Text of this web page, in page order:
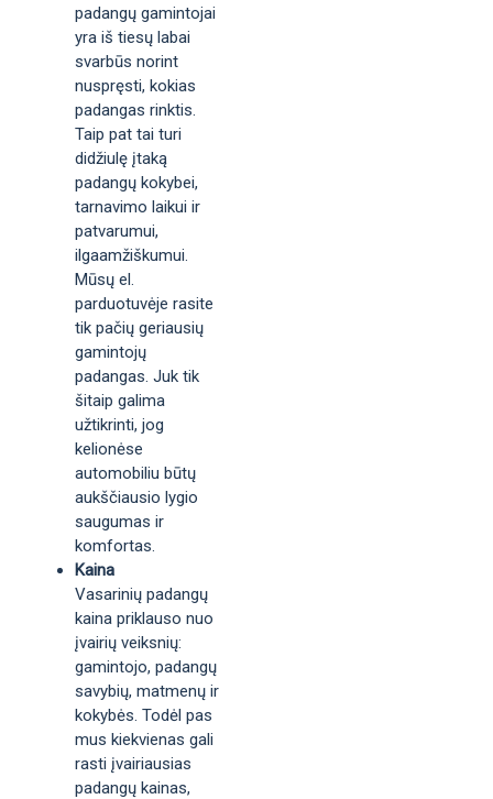
padangų gamintojai
yra iš tiesų labai
svarbūs norint
nuspręsti, kokias
padangas rinktis.
Taip pat tai turi
didžiulę įtaką
padangų kokybei,
tarnavimo laikui ir
patvarumui,
ilgaamžiškumui.
Mūsų el.
parduotuvėje rasite
tik pačių geriausių
gamintojų
padangas. Juk tik
šitaip galima
užtikrinti, jog
kelionėse
automobiliu būtų
aukščiausio lygio
saugumas ir
komfortas.
Kaina
Vasarinių padangų
kaina priklauso nuo
įvairių veiksnių:
gamintojo, padangų
savybių, matmenų ir
kokybės. Todėl pas
mus kiekvienas gali
rasti įvairiausias
padangų kainas,